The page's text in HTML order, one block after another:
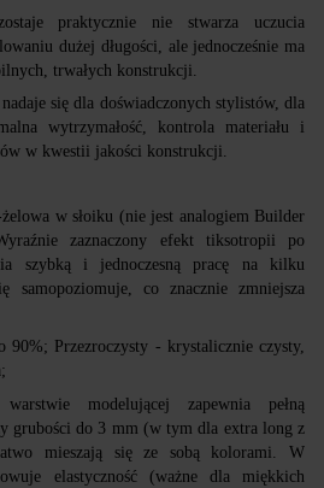
praktycznie nie stwarza uczucia
dużej długości, ale jednocześnie ma
trwałych konstrukcji.
się dla doświadczonych stylistów, dla
wytrzymałość, kontrola materiału i
w kwestii jakości konstrukcji.
żelowa w słoiku (nie jest analogiem Builder
zaznaczony efekt tiksotropii po
szybką i jednoczesną pracę na kilku
samopoziomuje, co znacznie zmniejsza
90%; Przezroczysty - krystalicznie czysty,
modelującej zapewnia pełną
grubości do 3 mm (w tym dla extra long z
mieszają się ze sobą kolorami. W
elastyczność (ważne dla miękkich